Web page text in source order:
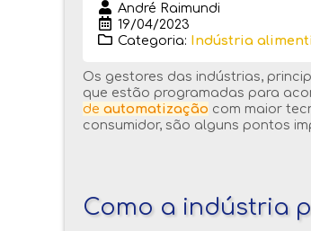
André Raimundi
19/04/2023
Categoria: Indústria
Seja pela tecnologia na
indústriade alimentos precisa
Entenda:
Os gestores das indústrias,
que estão programadas para
de automatização com maior
consumidor, são alguns pontos
Como a indústria